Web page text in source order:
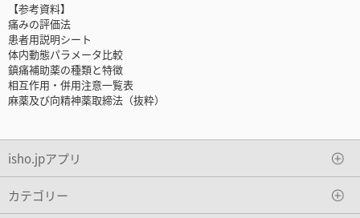
【参考資料】
痛みの評価法
患者用説明シート
体内動態パラメータ比較
鎮痛補助薬の種類と特徴
相互作用・併用注意一覧表
麻薬及び向精神薬取締法（抜粋）
isho.jpアプリ
カテゴリー